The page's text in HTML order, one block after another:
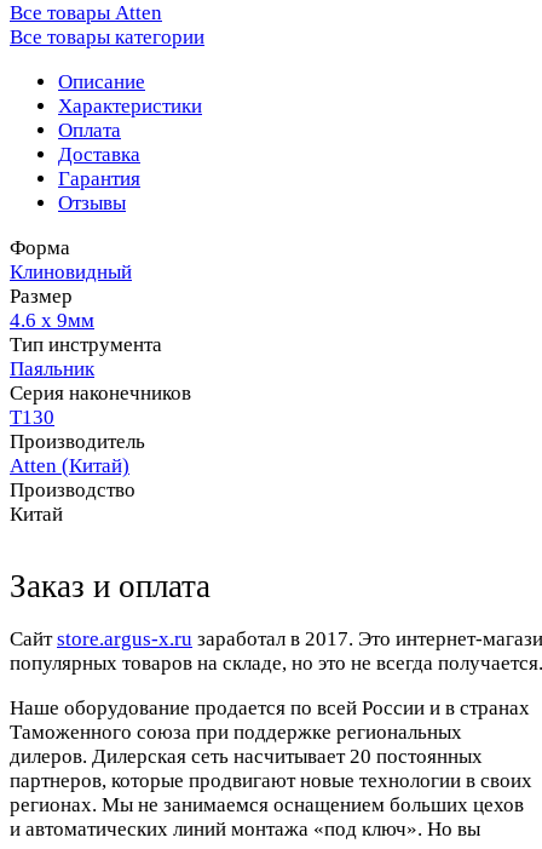
Все товары Atten
Все товары категории
Описание
Характеристики
Оплата
Доставка
Гарантия
Отзывы
Форма
Клиновидный
Размер
4.6 х 9мм
Тип инструмента
Паяльник
Серия наконечников
T130
Производитель
Atten (Китай)
Производство
Китай
Заказ и оплата
Cайтstore.argus-x.ru заработал в 2017. Это интернет-
популярных товаров на складе, но это не всегда
Наше оборудование продается по всей России и в странах
Таможенного союза при поддержке региональных
дилеров. Дилерская сеть насчитывает 20 постоянных
партнеров, которые продвигают новые технологии в своих
регионах. Мы не занимаемся оснащением больших цехов
и автоматических линий монтажа «под ключ». Но вы